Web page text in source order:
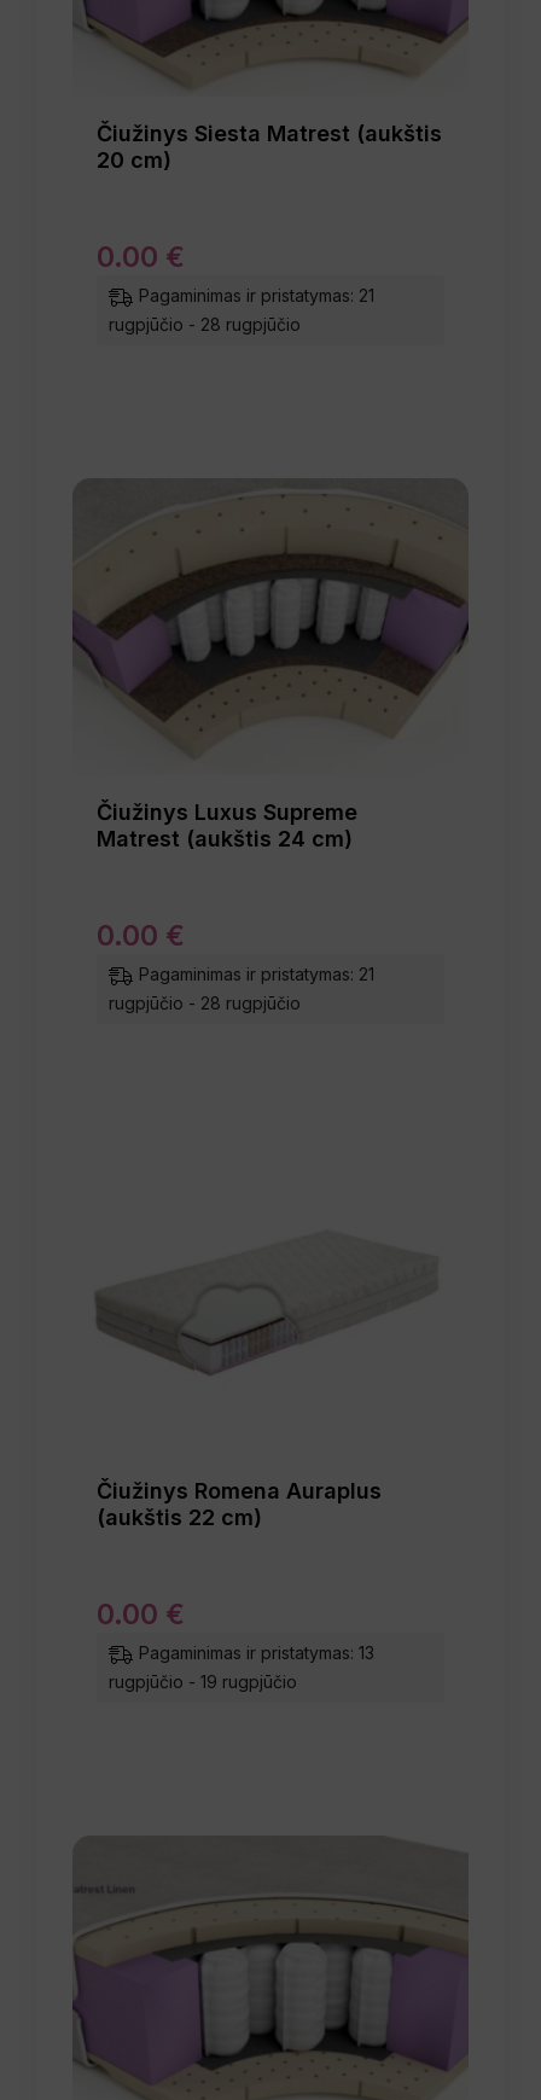
Čiužinys Siesta Matrest (aukštis
20 cm)
0.00 €
Pagaminimas ir pristatymas: 21
rugpjūčio - 28 rugpjūčio
Čiužinys Luxus Supreme
Matrest (aukštis 24 cm)
0.00 €
Pagaminimas ir pristatymas: 21
rugpjūčio - 28 rugpjūčio
Čiužinys Romena Auraplus
(aukštis 22 cm)
0.00 €
Pagaminimas ir pristatymas: 13
rugpjūčio - 19 rugpjūčio